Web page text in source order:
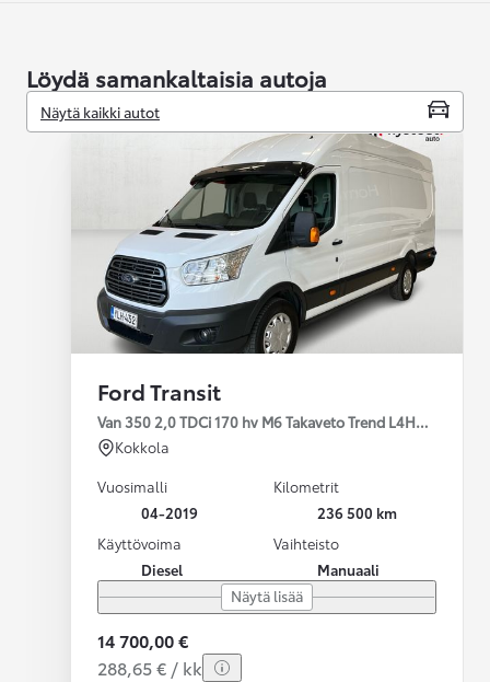
Löydä samankaltaisia autoja
Näytä kaikki autot
Ford Transit
Van 350 2,0 TDCi 170 hv M6 Takaveto Trend L4H3 3,55
Kokkola
Vuosimalli
04-2019
Kilometrit
236 500 km
Käyttövoima
Diesel
Vaihteisto
Manuaali
Näytä lisää
14 700,00 €
288,65 € / kk